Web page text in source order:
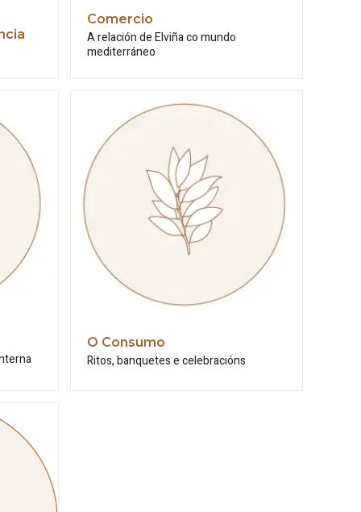
Comercio
A relación de Elviña co mundo
mediterráneo
O Consumo
Ritos, banquetes e celebracións